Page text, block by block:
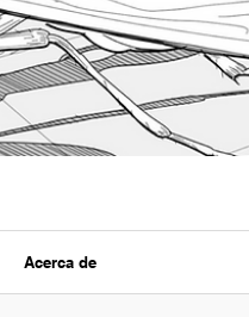
Acerca de